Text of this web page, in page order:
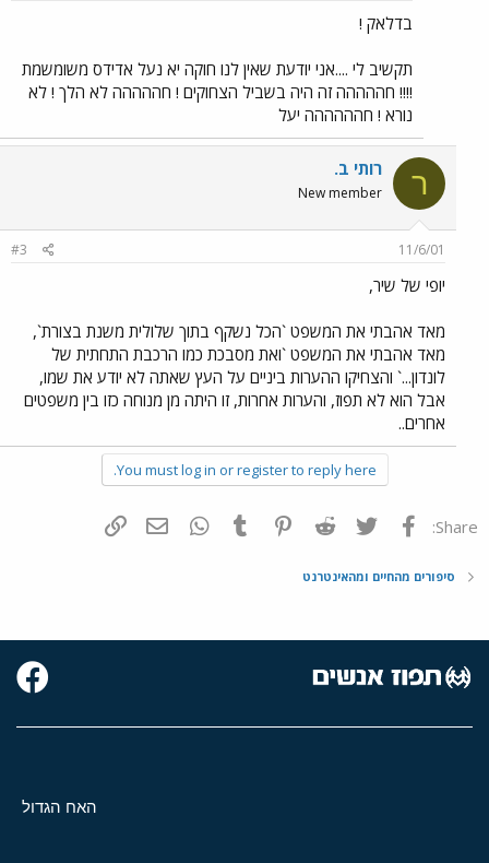
בדלאק !
תקשיב לי ....אני יודעת שאין לנו חוקה יא נעל אדידס משומשמת
!!!! חההההה זה היה בשביל הצחוקים ! חההההה לא הלך ! לא
נורא ! חהההההה יעל
ר רותי ב.
New member
11/6/01
#3
יופי של שיר,
מאד אהבתי את המשפט `הכל נשקף בתוך שלולית משנת בצורת`,
מאד אהבתי את המשפט `ואת מסבכת כמו הרכבת התחתית של
לונדון...` והצחיקו ההערות ביניים על העץ שאתה לא יודע את שמו,
אבל הוא לא תפוז, והערות אחרות, זו היתה מן מנוחה כזו בין משפטים
אחרים..
You must log in or register to reply here.
Share: פייסבוק Twitter
Reddit
Pinterest
Tumblr
WhatsAppדואר אלקטרוני
סיפורים מהחיים ומהאינטרנט
האח הגדול